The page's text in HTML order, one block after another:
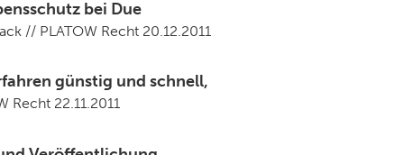
bei Due
// PLATOW Recht 20.12.2011
günstig und schnell,
Recht 22.11.2011